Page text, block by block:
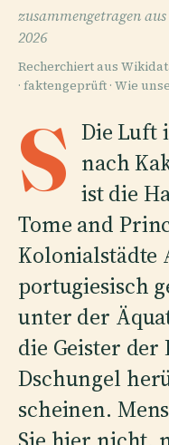
zusammengetragen
2026
Recherchiert aus
· faktengeprüft · Wie
S Die Luft
nach
ist die
Tome and
Kolonialstädte
portugiesisch
unter der
die Geister der
Dschungel
scheinen.